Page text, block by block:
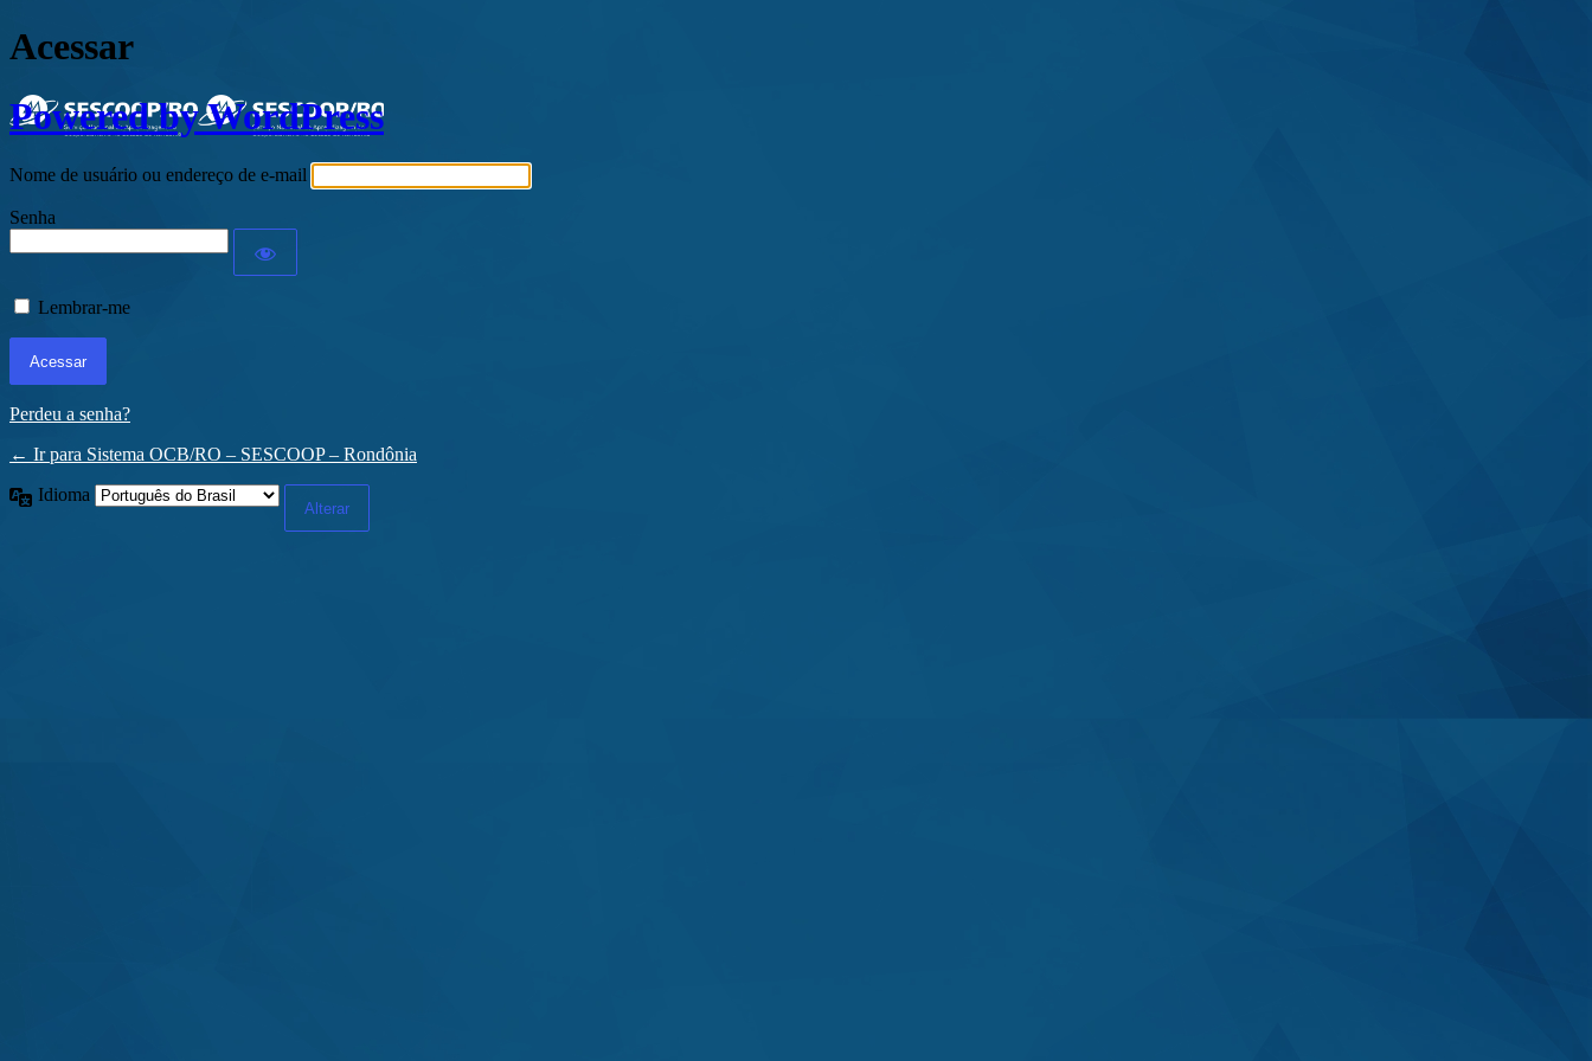
Acessar
Powered by WordPress
Nome de usuário ou endereço de e-mail
Senha
Lembrar-me
Perdeu a senha?
← Ir para Sistema OCB/RO – SESCOOP – Rondônia
Idioma